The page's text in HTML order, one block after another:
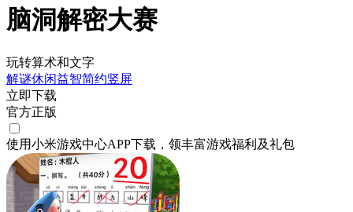
脑洞解密大赛
玩转算术和文字
解谜休闲益智简约竖屏
立即下载
官方正版
使用小米游戏中心APP下载 ，领丰富游戏福利 及礼包